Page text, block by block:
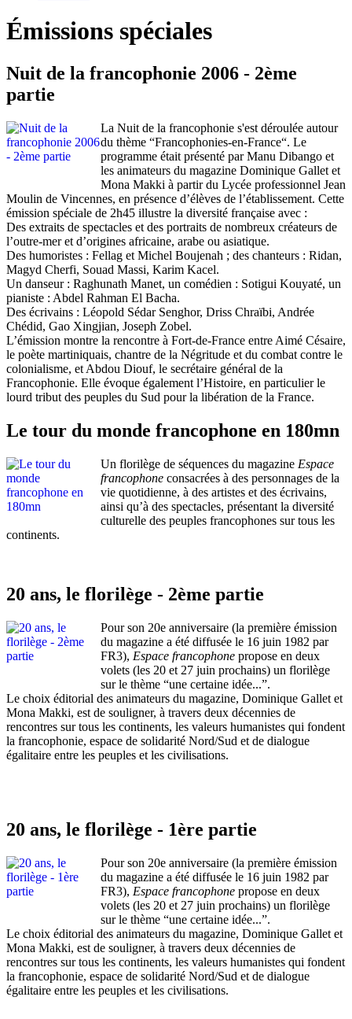
Émissions spéciales
Nuit de la francophonie 2006 - 2ème
partie
La Nuit de la francophonie s'est déroulée autour
du thème “Francophonies-en-France“. Le
programme était présenté par Manu Dibango et
les animateurs du magazine Dominique Gallet et
Mona Makki à partir du Lycée professionnel Jean
Moulin de Vincennes, en présence d’élèves de l’établissement. Cette
émission spéciale de 2h45 illustre la diversité française avec :
Des extraits de spectacles et des portraits de nombreux créateurs de
l’outre-mer et d’origines africaine, arabe ou asiatique.
Des humoristes : Fellag et Michel Boujenah ; des chanteurs : Ridan,
Magyd Cherfi, Souad Massi, Karim Kacel.
Un danseur : Raghunath Manet, un comédien : Sotigui Kouyaté, un
pianiste : Abdel Rahman El Bacha.
Des écrivains : Léopold Sédar Senghor, Driss Chraïbi, Andrée
Chédid, Gao Xingjian, Joseph Zobel.
L’émission montre la rencontre à Fort-de-France entre Aimé Césaire,
le poète martiniquais, chantre de la Négritude et du combat contre le
colonialisme, et Abdou Diouf, le secrétaire général de la
Francophonie. Elle évoque également l’Histoire, en particulier le
lourd tribut des peuples du Sud pour la libération de la France.
Le tour du monde francophone en 180mn
Un florilège de séquences du magazine Espace
francophone consacrées à des personnages de la
vie quotidienne, à des artistes et des écrivains,
ainsi qu’à des spectacles, présentant la diversité
culturelle des peuples francophones sur tous les
continents.
20 ans, le florilège - 2ème partie
Pour son 20e anniversaire (la première émission
du magazine a été diffusée le 16 juin 1982 par
FR3), Espace francophone propose en deux
volets (les 20 et 27 juin prochains) un florilège
sur le thème “une certaine idée...”.
Le choix éditorial des animateurs du magazine, Dominique Gallet et
Mona Makki, est de souligner, à travers deux décennies de
rencontres sur tous les continents, les valeurs humanistes qui fondent
la francophonie, espace de solidarité Nord/Sud et de dialogue
égalitaire entre les peuples et les civilisations.
20 ans, le florilège - 1ère partie
Pour son 20e anniversaire (la première émission
du magazine a été diffusée le 16 juin 1982 par
FR3), Espace francophone propose en deux
volets (les 20 et 27 juin prochains) un florilège
sur le thème “une certaine idée...”.
Le choix éditorial des animateurs du magazine, Dominique Gallet et
Mona Makki, est de souligner, à travers deux décennies de
rencontres sur tous les continents, les valeurs humanistes qui fondent
la francophonie, espace de solidarité Nord/Sud et de dialogue
égalitaire entre les peuples et les civilisations.